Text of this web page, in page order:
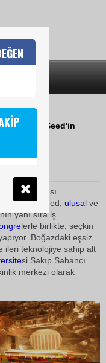
the Seed'in
ortak noktası
the Seed, ulusal ve
yanı sıra iş
lerle birlikte, seçkin
Boğazdaki eşsiz
ileri teknolojiye sahip alt
si Sakıp Sabancı
merkezi olarak